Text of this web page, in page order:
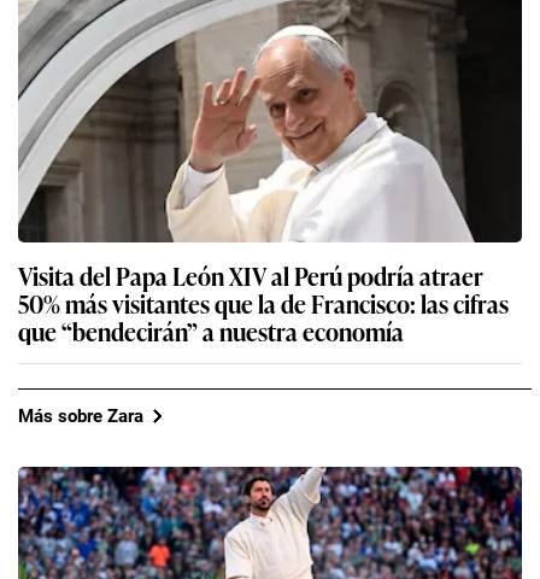
Visita del Papa León XIV al Perú podría atraer
50% más visitantes que la de Francisco: las cifras
que “bendecirán” a nuestra economía
Más sobre Zara